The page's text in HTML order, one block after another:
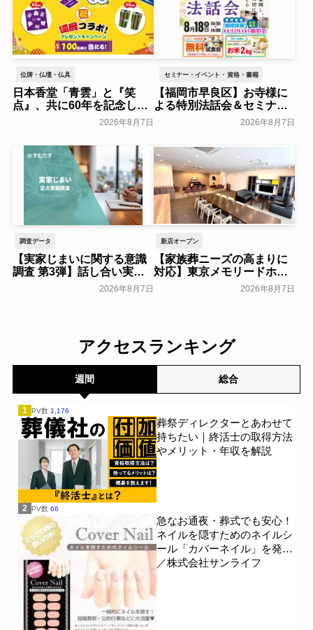
位牌・仏壇・仏具
日本香堂「青雲」と『笑
点』、共に60年を記念した
初コラボ！オリジナルグッ
ズのプレゼントキャンペー
ンを実施～日本香堂～
一般公開
2026年8月7日
セミナー・イベント・資格・書籍
【福岡市早良区】お寺様に
よる特別法話会＆セミナー
特典「無料試食会」を8月
18日(月)にシティホール飯
一般公開
2026年8月7日
調査データ
【実家じまいに関する意識
調査 第3弾】話し合い実施
率は29.5％で前回から低
下。「大相続時代」でも家
2026年8月7日
新店オープン
【家族葬ニーズの高まりに
対応】東京メモリードホー
ルに貸切型家族葬空間『第
８ホール～Living～』オー
2026年8月7日
アクセスランキング
週間 総合
1 PV数 1,176
葬祭ディレクターとあわせて
持ちたい｜終活士の取得方法
やメリット・年収を解説
2 PV数 66
急なお通夜・葬式でも安心！
ネイルを隠すためのネイルシ
ール「カバーネイル」を発売
／株式会社サンライフ